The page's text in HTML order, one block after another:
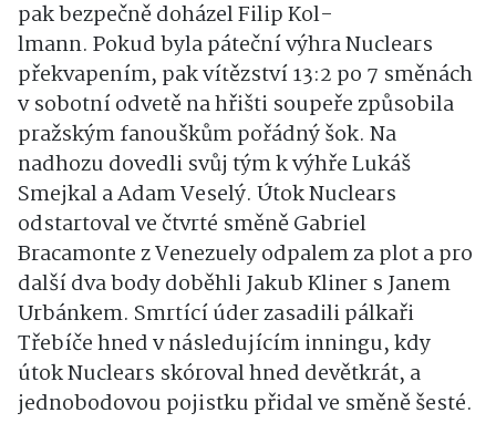
pak bezpečně doházel Filip Kol-
lmann. Pokud byla páteční výhra Nuclears
překvapením, pak vítězství 13:2 po 7 směnách
v sobotní odvetě na hřišti soupeře způsobila
pražským fanouškům pořádný šok. Na
nadhozu dovedli svůj tým k výhře Lukáš
Smejkal a Adam Veselý. Útok Nuclears
odstartoval ve čtvrté směně Gabriel
Bracamonte z Venezuely odpalem za plot a pro
další dva body doběhli Jakub Kliner s Janem
Urbánkem. Smrtící úder zasadili pálkaři
Třebíče hned v následujícím inningu, kdy
útok Nuclears skóroval hned devětkrát, a
jednobodovou pojistku přidal ve směně šesté.